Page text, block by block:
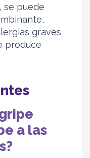
se puede
graves
produce
a las